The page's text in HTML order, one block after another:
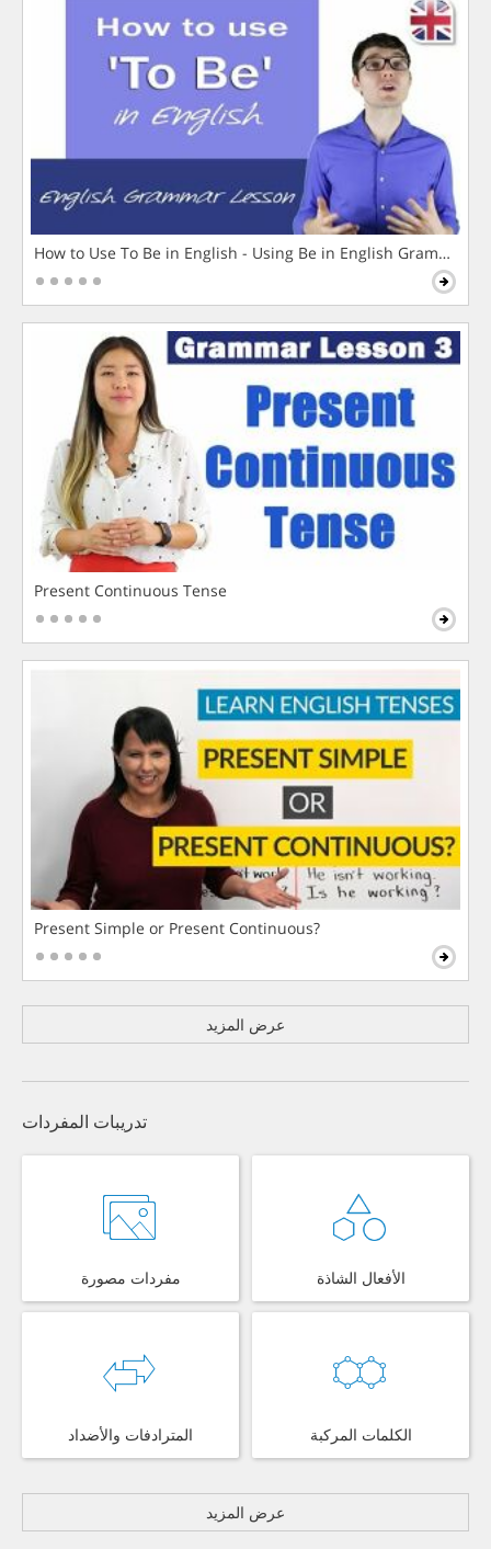
How to Use To Be in English - Using Be in English Grammar
Present Continuous Tense
Present Simple or Present Continuous?
عرض المزيد
تدريبات المفردات
مفردات مصورة الأفعال الشاذة
المترادفات والأضداد الكلمات المركبة
عرض المزيد